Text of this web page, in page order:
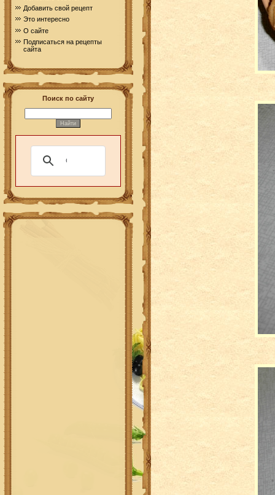
Добавить свой рецепт
Это интересно
О сайте
Подписаться на рецепты
сайта
Поиск по сайту